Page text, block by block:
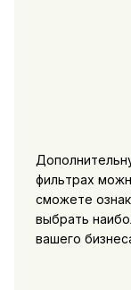
фильтрах
сможете
выбрать
вашего